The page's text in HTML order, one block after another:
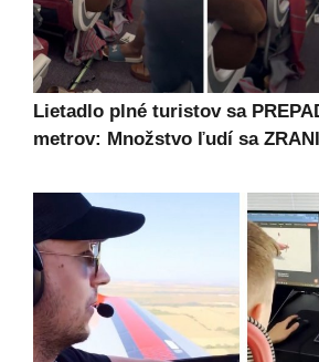
Lietadlo plné turistov sa
metrov: Množstvo ľudí sa